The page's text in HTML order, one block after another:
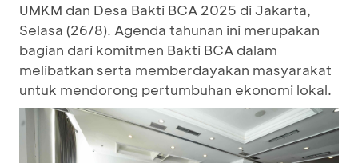
UMKM dan Desa Bakti BCA 2025 di Jakarta,
Selasa (26/8). Agenda tahunan ini merupakan
bagian dari komitmen Bakti BCA dalam
melibatkan serta memberdayakan masyarakat
untuk mendorong pertumbuhan ekonomi lokal.